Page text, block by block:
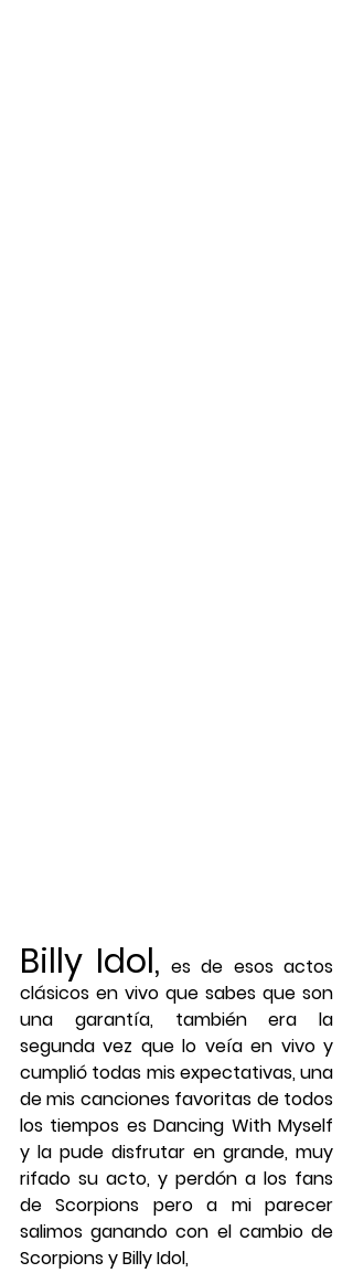
Billy Idol, es de esos actos
clásicos en vivo que sabes que son
una garantía, también era la
segunda vez que lo veía en vivo y
cumplió todas mis expectativas, una
de mis canciones favoritas de todos
los tiempos es Dancing With Myself
y la pude disfrutar en grande, muy
rifado su acto, y perdón a los fans
de Scorpions pero a mi parecer
salimos ganando con el cambio de
Scorpions y Billy Idol,